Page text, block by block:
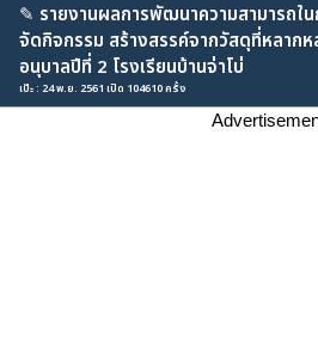
✎ รายงานผลการพัฒนาความสามารถใน
จัดกิจกรรม สร้างสรรค์จากวัสดุที่หลาก
อนุบาลปีที่ 2 โรงเรียนบ้านจ่าโบ่
เป๊ะ : 24 พ.ย. 2561 เปิด 104610 ครั้ง